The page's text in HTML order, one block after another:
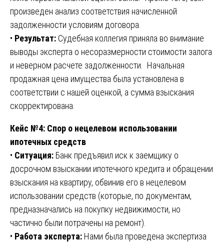
произведен анализ соответствия начисленной
задолженности условиям договора.
• Результат: Судебная коллегия приняла во внимание
выводы эксперта о несоразмерности стоимости залога
и неверном расчете задолженности. Начальная
продажная цена имущества была установлена в
соответствии с нашей оценкой, а сумма взыскания
скорректирована.
Кейс №4: Спор о нецелевом использовании
ипотечных средств
• Ситуация: Банк предъявил иск к заемщику о
досрочном взыскании ипотечного кредита и обращении
взыскания на квартиру, обвинив его в нецелевом
использовании средств (которые, по документам,
предназначались на покупку недвижимости, но
частично были потрачены на ремонт).
• Работа эксперта: Нами была проведена экспертиза